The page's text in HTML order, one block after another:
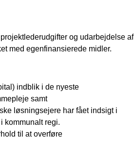
og udarbejdelse af
med egenfinansierede midler.
indblik i de nyeste
samt
løsningsejere har fået indsigt i
kommunalt regi.
til at overføre